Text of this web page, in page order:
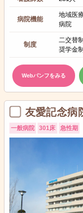
病院機能
地域医
病院
制度
二交替
奨学金
Webパンフをみる
友愛記念病
一般病院 301床 急性期